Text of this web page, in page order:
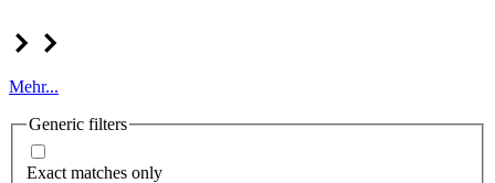
Mehr...
Generic filters
Exact matches only